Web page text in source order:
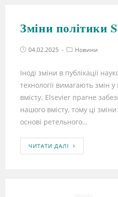
Зміни політики
04.02.2025 Новини
Іноді зміни в публікації
технології вимагають змін
вмісту. Elsevier прагне
нашого вмісту, тому ці
основі ретельного…
ЧИТАТИ ДАЛІ